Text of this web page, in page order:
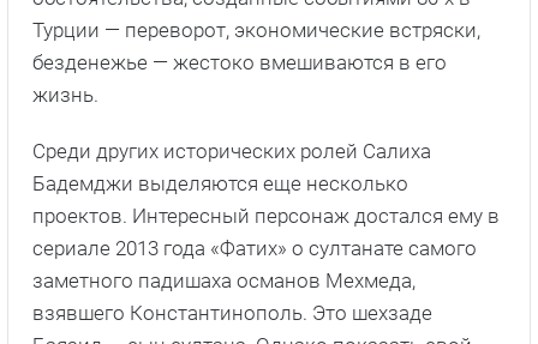
Турции — переворот, экономические встряски,
безденежье — жестоко вмешиваются в его
жизнь.
Среди других исторических ролей Салиха
Бадемджи выделяются еще несколько
проектов. Интересный персонаж достался ему в
сериале 2013 года «Фатих» о султанате самого
заметного падишаха османов Мехмеда,
взявшего Константинополь. Это шехзаде